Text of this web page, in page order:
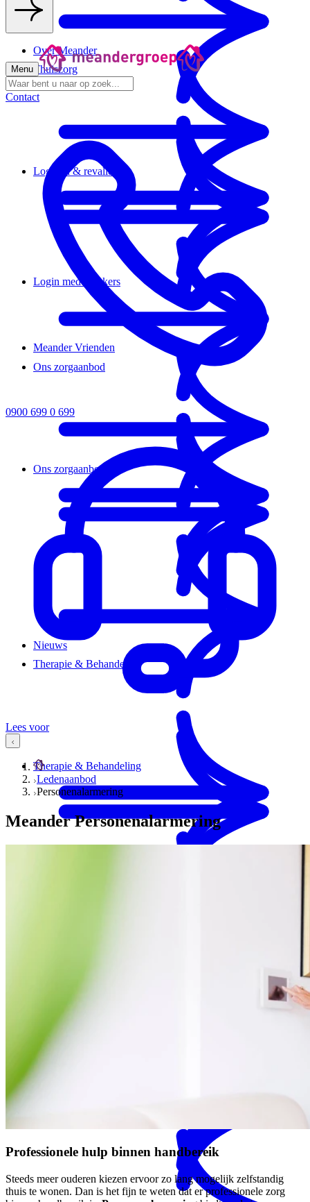
Thuiszorg
Ons zorgaanbod
Therapie & Behandeling
Logeren & revalideren
Ons zorgaanbod
Therapie & Behandeling
Mantelzorgondersteuning
Login medewerkers
Over Meander
Meander Vrienden
Nieuws
Menu
Contact
0900 699 0 699
Lees voor
Ledenaanbod
Personenalarmering
Meander Personenalarmering
Professionele hulp binnen handbereik
Steeds meer ouderen kiezen ervoor zo lang mogelijk zelfstandig
thuis te wonen. Dan is het fijn te weten dat er professionele zorg